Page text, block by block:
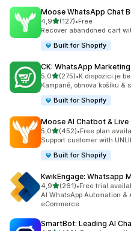
Moose WhatsApp Chat
4,9z 5 hvězd
(127)
Celkový počet recenzí: 127
•Free
Recover abandoned cart
Built for Shopify
CK: WhatsApp
5,0z 5 hvězd
(275)
Celkový počet recenzí: 275
•K dispozici je
Kampaně, obnova košíku &
Built for Shopify
Moose AI Chatbot & Live
5,0z 5 hvězd
(452)
Celkový počet recenzí: 452
•Free plan
Support customer with
Built for Shopify
KwikEngage: Whatsapp
4,9z 5 hvězd
(261)
Celkový počet recenzí: 261
•Free trial
AI WhatsApp Automation &
eCommerce
SmartBot: Leading AI